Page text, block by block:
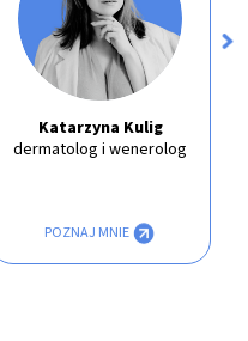
Katarzyna Kulig
dermatolog i wenerolog
POZNAJ MNIE